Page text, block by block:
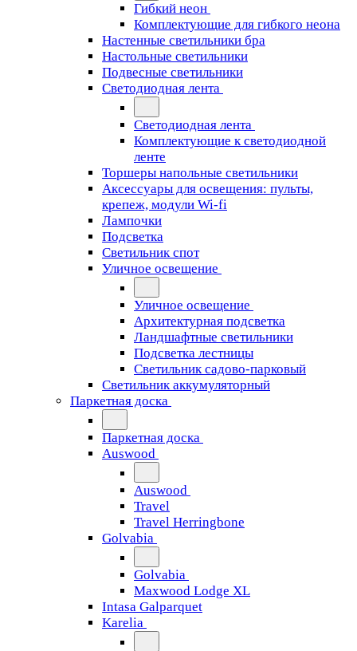
Гибкий неон
Комплектующие для гибкого неона
Настенные светильники бра
Настольные светильники
Подвесные светильники
Светодиодная лента
Светодиодная лента
Комплектующие к светодиодной
ленте
Торшеры напольные светильники
Аксессуары для освещения: пульты,
крепеж, модули Wi-fi
Лампочки
Подсветка
Светильник спот
Уличное освещение
Уличное освещение
Архитектурная подсветка
Ландшафтные светильники
Подсветка лестницы
Светильник садово-парковый
Светильник аккумуляторный
Паркетная доска
Паркетная доска
Auswood
Auswood
Travel
Travel Herringbone
Golvabia
Golvabia
Maxwood Lodge XL
Intasa Galparquet
Karelia